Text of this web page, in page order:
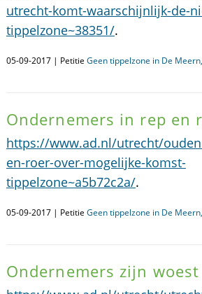
utrecht-komt-waarschijnlijk-de-
tippelzone~38351/.
05-09-2017 | Petitie Geen tippelzone in De
Ondernemers in rep en
https://www.ad.nl/utrecht/
en-roer-over-mogelijke-komst-
tippelzone~a5b72c2a/.
05-09-2017 | Petitie Geen tippelzone in De
Ondernemers zijn woest